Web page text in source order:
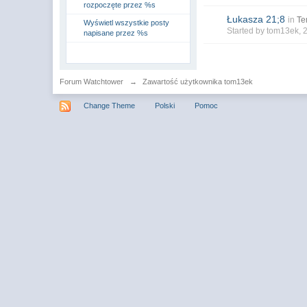
rozpoczęte przez %s
Wyświetl wszystkie posty
napisane przez %s
Łukasza 21;8 in
Started bytom13ek,
Forum Watchtower → Zawartość użytkownika tom13ek
Change Theme Polski Pomoc